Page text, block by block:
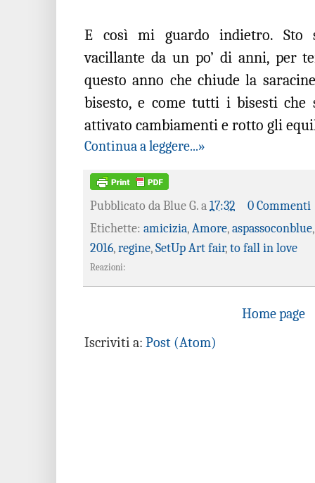
E così mi guardo indietro. Sto
vacillante da un po’ di anni, per
questo anno che chiude la
bisesto, e come tutti i bisesti che
attivato cambiamenti e rotto gli
Continua a leggere...»
Pubblicato da Blue G. a 17:32
0 Commenti
Etichette: amicizia, Amore, aspassoconblue
2016, regine, SetUp Art fair, to fall in love
Reazioni:
Home page
Iscriviti a: Post (Atom)